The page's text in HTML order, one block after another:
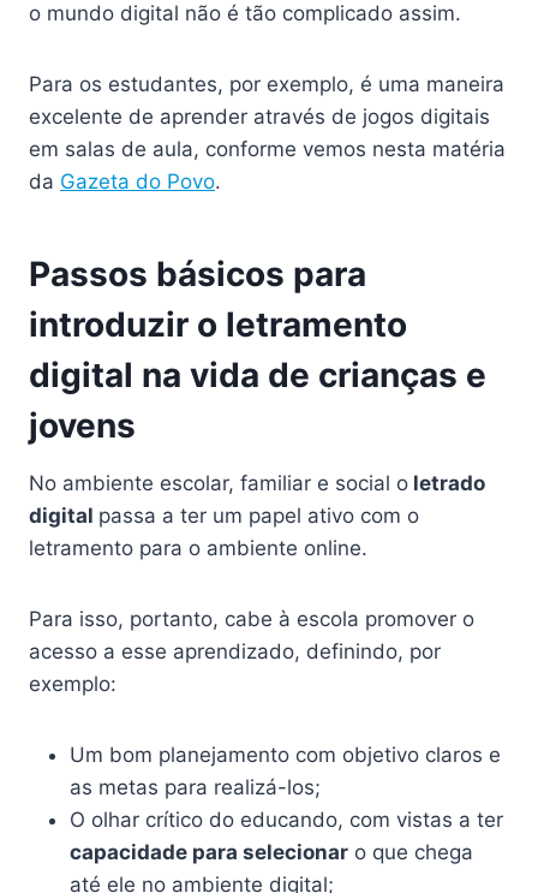
o mundo digital não é tão complicado assim.
Para os estudantes, por exemplo, é uma maneira
excelente de aprender através de jogos digitais
em salas de aula, conforme vemos nesta matéria
da Gazeta do Povo.
Passos básicos para
introduzir o letramento
digital na vida de crianças e
jovens
No ambiente escolar, familiar e social o letrado
digital passa a ter um papel ativo com o
letramento para o ambiente online.
Para isso, portanto, cabe à escola promover o
acesso a esse aprendizado, definindo, por
exemplo:
Um bom planejamento com objetivo claros e
as metas para realizá-los;
O olhar crítico do educando, com vistas a ter
capacidade para selecionar o que chega
até ele no ambiente digital;